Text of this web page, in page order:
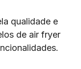
qualidade e
de air fryer